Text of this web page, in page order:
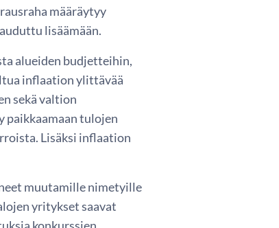
määräytyy
lisäämään.
alueiden budjetteihin,
inflaation ylittävää
sekä valtion
paikkaamaan tulojen
Lisäksi inflaation
muutamille nimetyille
yritykset saavat